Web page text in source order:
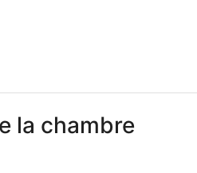
la chambre